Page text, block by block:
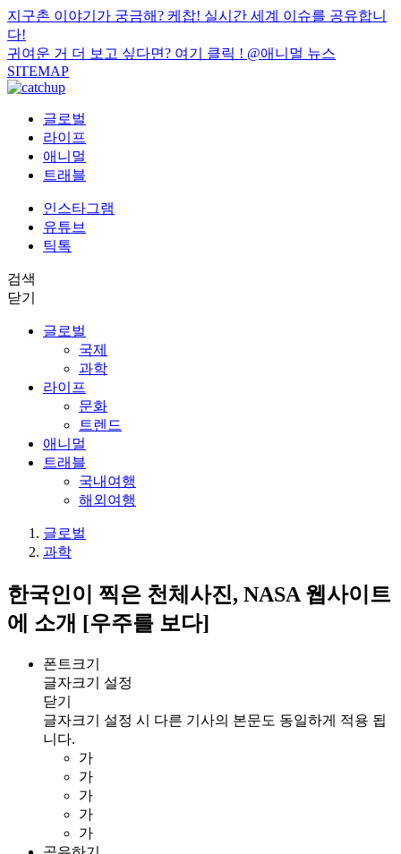
지구촌 이야기가 궁금해? 케찹! 실시간 세계 이슈를 공유합니
다!
귀여운 거 더 보고 싶다면? 여기 클릭 ! @애니멀 뉴스
SITEMAP
글로벌
라이프
애니멀
트래블
인스타그램
유튜브
틱톡
검색
닫기
글로벌
국제
과학
라이프
문화
트렌드
애니멀
트래블
국내여행
해외여행
글로벌
과학
한국인이 찍은 천체사진, NASA 웹사이트
에 소개 [우주를 보다]
폰트크기
글자크기 설정
닫기
글자크기 설정 시 다른 기사의 본문도 동일하게 적용 됩
니다.
가
가
가
가
가